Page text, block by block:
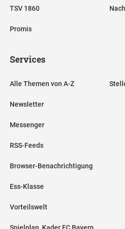
TSV 1860
Promis
Services
Alle Themen von A-Z
Newsletter
Messenger
RSS-Feeds
Browser-Benachrichtigung
Ess-Klasse
Vorteilswelt
Spielplan, Kader FC Bayern